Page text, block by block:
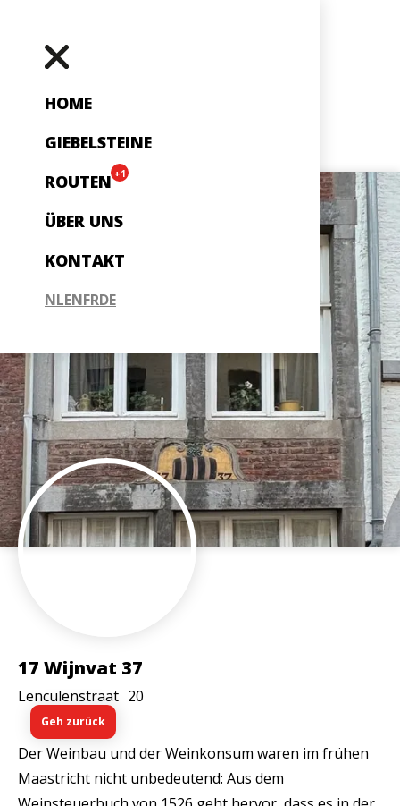
HOME
GIEBELSTEINE
ROUTEN +1
ÜBER UNS
KONTAKT
NLENFRDE
17 Wijnvat 37
Lenculenstraat 20
Geh zurück
Der Weinbau und der Weinkonsum waren im frühen
Maastricht nicht unbedeutend: Aus dem